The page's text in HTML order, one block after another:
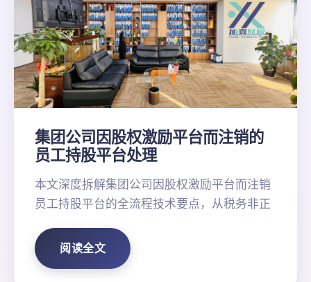
集团公司因股权激励平台而注销的
员工持股平台处理
本文深度拆解集团公司因股权激励平台而注销
员工持股平台的全流程技术要点，从税务非正
阅读全文